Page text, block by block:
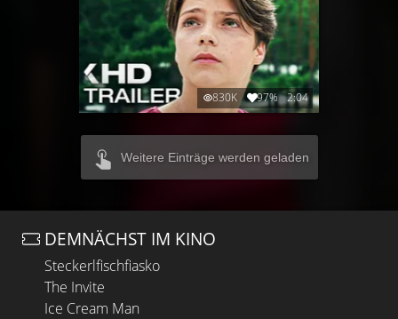
830K 97% 2:04
Weitere Einträge werden geladen
DEMNÄCHST IM KINO
Steckerlfischfiasko
The Invite
Ice Cream Man